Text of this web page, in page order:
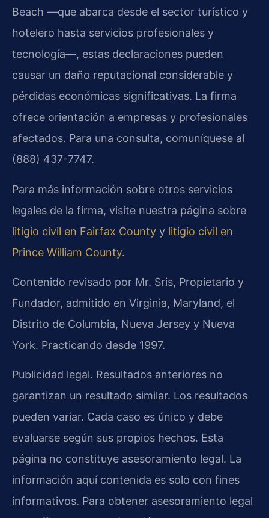
Beach —que abarca desde el sector turístico y
hotelero hasta servicios profesionales y
tecnología—, estas declaraciones pueden
causar un daño reputacional considerable y
pérdidas económicas significativas. La firma
ofrece orientación a empresas y profesionales
afectados. Para una consulta, comuníquese al
(888) 437-7747.
Para más información sobre otros servicios
legales de la firma, visite nuestra página sobre
litigio civil en Fairfax County y litigio civil en
Prince William County.
Contenido revisado por Mr. Sris, Propietario y
Fundador, admitido en Virginia, Maryland, el
Distrito de Columbia, Nueva Jersey y Nueva
York. Practicando desde 1997.
Publicidad legal. Resultados anteriores no
garantizan un resultado similar. Los resultados
pueden variar. Cada caso es único y debe
evaluarse según sus propios hechos. Esta
página no constituye asesoramiento legal. La
información aquí contenida es solo con fines
informativos. Para obtener asesoramiento legal